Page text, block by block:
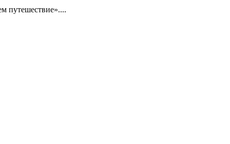
путешествие»....